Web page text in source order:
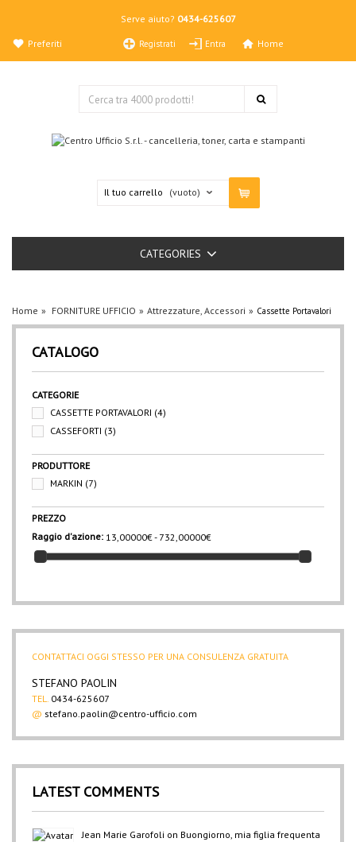
Serve aiuto? 0434-625607
Registrati Entra
Preferiti Home
Il tuo carrello (vuoto)
CATEGORIES
Home FORNITURE UFFICIO Attrezzature, Accessori Cassette Portavalori
CATALOGO
CATEGORIE
CASSETTE PORTAVALORI (4)
CASSEFORTI (3)
PRODUTTORE
MARKIN (7)
PREZZO
Raggio d'azione: 13,00000€ - 732,00000€
CONTATTACI OGGI STESSO PER UNA CONSULENZA GRATUITA
STEFANO PAOLIN
TEL. 0434-625607
@ stefano.paolin@centro-ufficio.com
LATEST COMMENTS
Jean Marie Garofoli on Buongiorno, mia figlia frequenta